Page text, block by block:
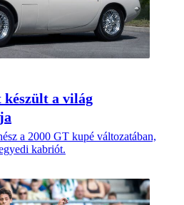
készült a világ
a 2000 GT kupé változatában,
kabriót.